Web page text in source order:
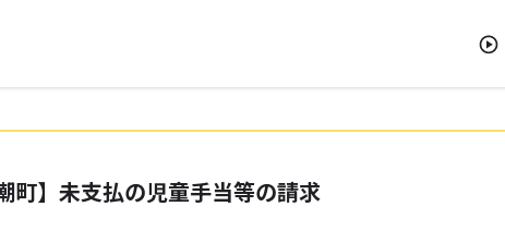
町】未支払の児童手当等の請求